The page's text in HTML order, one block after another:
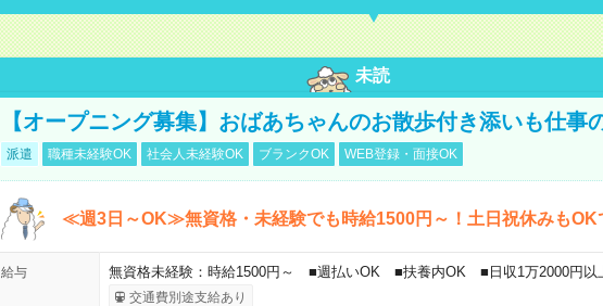
未読
【オープニング募集】おばあちゃんのお散歩付き添いも仕事
派遣 職種未経験OK 社会人未経験OK ブランクOK WEB登録・面接OK
≪週3日～OK≫無資格・未経験でも時給1500円～！土日祝休みもOK
給与 無資格未経験：時給1500円～ ■週払いOK ■扶養内OK ■日収1万2000円以
交通費別途支給あり